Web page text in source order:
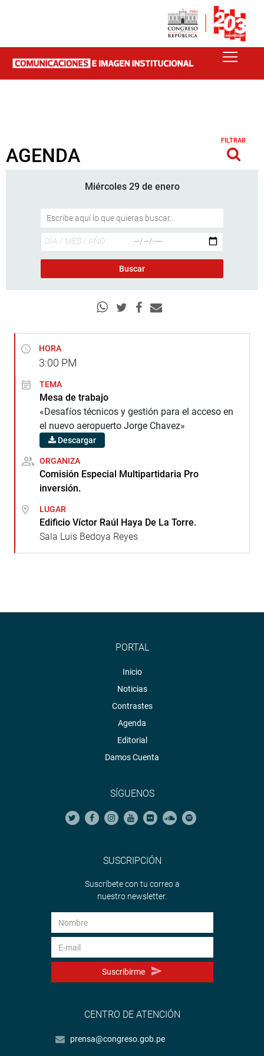
AGENDA
FILTRAR
Miércoles 29 de enero
HORA
3:00 PM
TEMA
Mesa de trabajo
«Desafíos técnicos y gestión para el acceso en
el nuevo aeropuerto Jorge Chavez»
Descargar
ORGANIZA
Comisión Especial Multipartidaria Pro
inversión.
LUGAR
Edificio Víctor Raúl Haya De La Torre.
Sala Luis Bedoya Reyes
PORTAL
Inicio
Noticias
Contrastes
Agenda
Editorial
Damos Cuenta
SÍGUENOS
SUSCRIPCIÓN
Suscríbete con tu correo a
nuestro newsletter.
Suscribirme
CENTRO DE ATENCIÓN
prensa@congreso.gob.pe